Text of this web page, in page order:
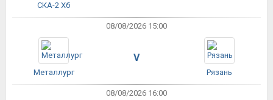
СКА-2 Хб
08/08/2026 15:00
Металлург
V
Рязань
08/08/2026 16:00